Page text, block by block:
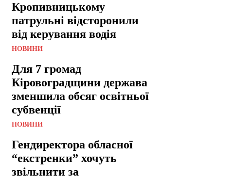
Кропивницькому
патрульні відсторонили
від керування водія
НОВИНИ
Для 7 громад
Кіровоградщини держава
зменшила обсяг освітньої
субвенції
НОВИНИ
Гендиректора обласної
“екстренки” хочуть
звільнити за